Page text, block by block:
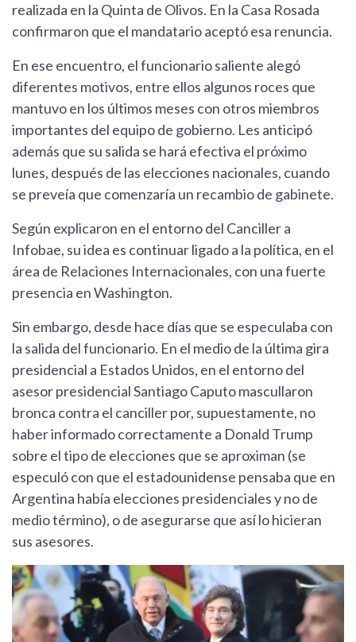
realizada en la Quinta de Olivos. En la Casa Rosada
confirmaron que el mandatario aceptó esa renuncia.
En ese encuentro, el funcionario saliente alegó
diferentes motivos, entre ellos algunos roces que
mantuvo en los últimos meses con otros miembros
importantes del equipo de gobierno. Les anticipó
además que su salida se hará efectiva el próximo
lunes, después de las elecciones nacionales, cuando
se preveía que comenzaría un recambio de gabinete.
Según explicaron en el entorno del Canciller a
Infobae, su idea es continuar ligado a la política, en el
área de Relaciones Internacionales, con una fuerte
presencia en Washington.
Sin embargo, desde hace días que se especulaba con
la salida del funcionario. En el medio de la última gira
presidencial a Estados Unidos, en el entorno del
asesor presidencial Santiago Caputo mascullaron
bronca contra el canciller por, supuestamente, no
haber informado correctamente a Donald Trump
sobre el tipo de elecciones que se aproximan (se
especuló con que el estadounidense pensaba que en
Argentina había elecciones presidenciales y no de
medio término), o de asegurarse que así lo hicieran
sus asesores.